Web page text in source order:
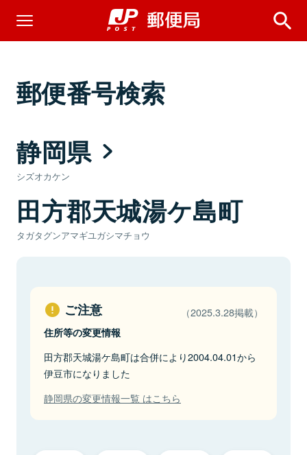
郵便番号検索
静岡県
シズオカケン
田方郡天城湯ケ島町
タガタグンアマギユガシマチョウ
ご注意 （2025.3.28掲載）
住所等の変更情報
田方郡天城湯ケ島町は合併により2004.04.01から
伊豆市になりました
静岡県の変更情報一覧 はこちら